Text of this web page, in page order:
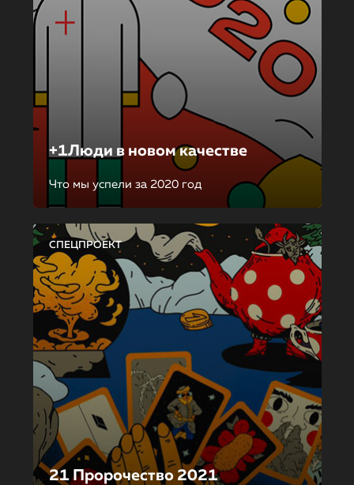
+1Люди в новом качестве
Что мы успели за 2020 год
СПЕЦПРОЕКТ
21 Пророчество 2021